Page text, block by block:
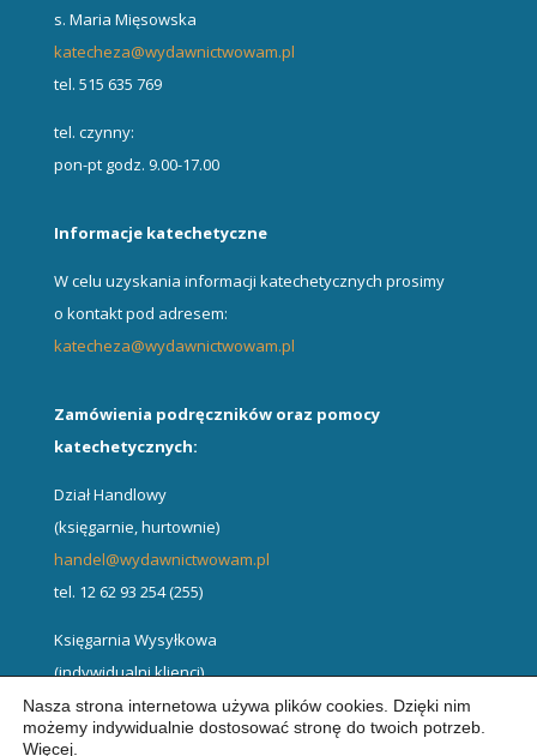
s. Maria Mięsowska
katecheza@wydawnictwowam.pl
tel. 515 635 769
tel. czynny:
pon-pt godz. 9.00-17.00
Informacje katechetyczne
W celu uzyskania informacji katechetycznych prosimy
o kontakt pod adresem:
katecheza@wydawnictwowam.pl
Zamówienia podręczników oraz pomocy
katechetycznych:
Dział Handlowy
(księgarnie, hurtownie)
handel@wydawnictwowam.pl
tel. 12 62 93 254 (255)
Księgarnia Wysyłkowa
(indywidualni klienci)
wydawnictwowam.pl
zamowienia@wydawnictwowam.pl
Nasza strona internetowa używa plików cookies. Dzięki nim
możemy indywidualnie dostosować stronę do twoich potrzeb.
Więcej